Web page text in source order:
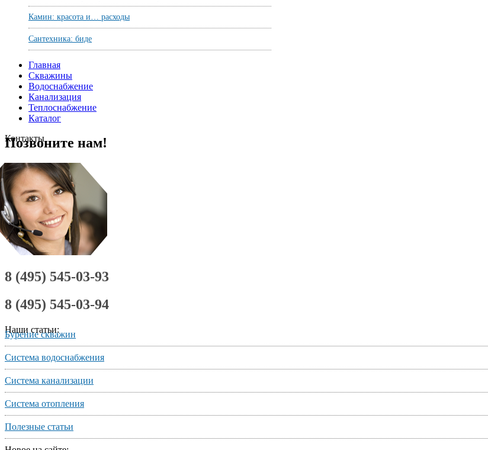
Камин: красота и… расходы
Сантехника: биде
Главная
Скважины
Водоснабжение
Канализация
Теплоснабжение
Каталог
Контакты
Позвоните нам!
8 (495) 545-03-93
8 (495) 545-03-94
Наши статьи:
Бурение скважин
Система водоснабжения
Система канализации
Система отопления
Полезные статьи